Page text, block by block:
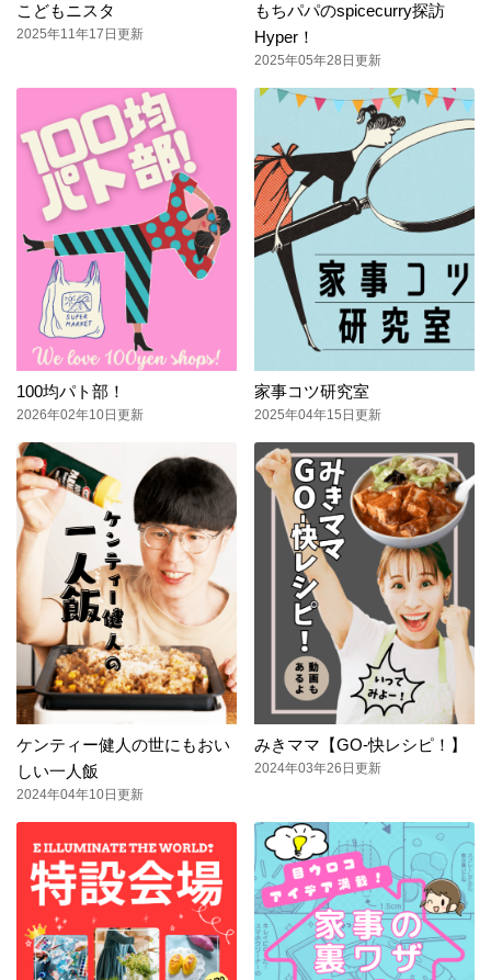
こどもニスタ
2025年11年17日更新
もちパパのspicecurry探訪
Hyper！
2025年05年28日更新
100均パト部！
2026年02年10日更新
家事コツ研究室
2025年04年15日更新
ケンティー健人の世にもおい
しい一人飯
2024年04年10日更新
みきママ【GO-快レシピ！】
2024年03年26日更新